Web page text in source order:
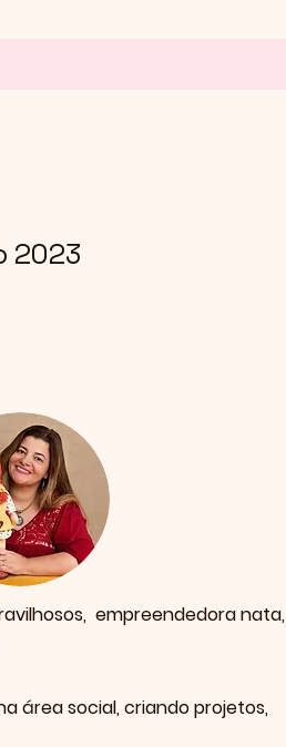
2023
empreendedora nata,
área social, criando projetos,